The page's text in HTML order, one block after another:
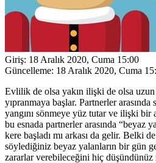
Giriş: 18 Aralık 2020, Cuma 15:00
Güncelleme: 18 Aralık 2020, Cuma
Evlilik de olsa yakın ilişki de olsa
yıpranmaya başlar. Partnerler
yangını sönmeye yüz tutar ve ilişki bir
bu esnada partnerler arasında “beyaz
kere başladı mı arkası da gelir. Belki
söylediğiniz beyaz yalanların bir gün
zararlar verebileceğini hiç düşündünüz